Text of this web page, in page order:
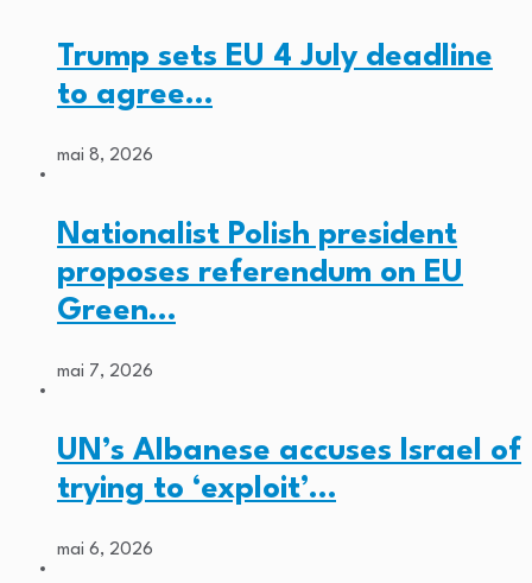
Trump sets EU 4 July deadline
to agree…
mai 8, 2026
Nationalist Polish president
proposes referendum on EU
Green…
mai 7, 2026
UN’s Albanese accuses Israel of
trying to ‘exploit’…
mai 6, 2026